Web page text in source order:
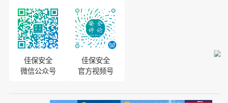
佳保安全
微信公众号
佳保安全
官方视频号
投资者关系